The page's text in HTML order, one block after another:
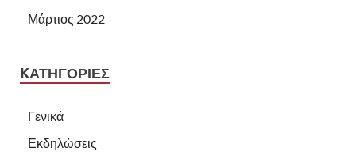
Μάρτιος 2022
KΑΤΗΓΟΡΊΕΣ
Γενικά
Εκδηλώσεις